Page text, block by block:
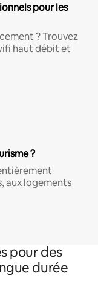
pour les
? Trouvez
haut débit et
?
aux logements
pour des
durée